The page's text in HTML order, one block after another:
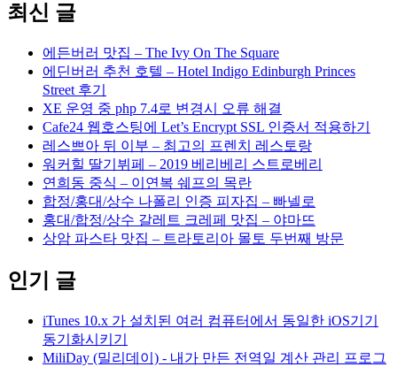
최신 글
에든버러 맛집 – The Ivy On The Square
에딘버러 추천 호텔 – Hotel Indigo Edinburgh Princes
Street 후기
XE 운영 중 php 7.4로 변경시 오류 해결
Cafe24 웹호스팅에 Let’s Encrypt SSL 인증서 적용하기
레스쁘아 뒤 이부 – 최고의 프렌치 레스토랑
워커힐 딸기뷔페 – 2019 베리베리 스트로베리
연희동 중식 – 이연복 쉐프의 목란
합정/홍대/상수 나폴리 인증 피자집 – 빠넬로
홍대/합정/상수 갈레트 크레페 맛집 – 야마뜨
상암 파스타 맛집 – 트라토리아 몰토 두번째 방문
인기 글
iTunes 10.x 가 설치된 여러 컴퓨터에서 동일한 iOS기기
동기화시키기
MiliDay (밀리데이) - 내가 만든 전역일 계산 관리 프로그